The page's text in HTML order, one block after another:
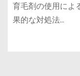
育毛剤の使用によ
果的な対処法…